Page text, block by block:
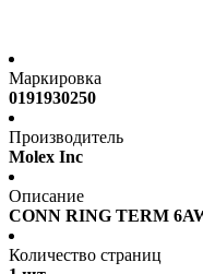
Маркировка
0191930250
Производитель
Molex Inc
Описание
CONN RING TERM
Количество страниц